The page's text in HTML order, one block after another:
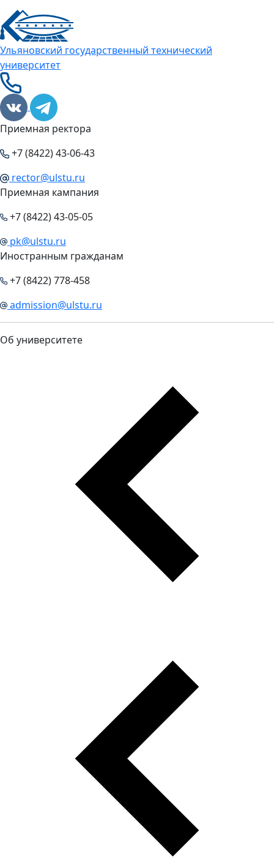
Ульяновский государственный технический
университет
Приемная ректора
+7 (8422) 43-06-43
rector@ulstu.ru
Приемная кампания
+7 (8422) 43-05-05
pk@ulstu.ru
Иностранным гражданам
+7 (8422) 778-458
admission@ulstu.ru
Об университете